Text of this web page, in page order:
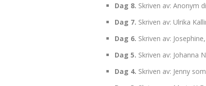
Dag 8. Skriven av: Anonym
Dag 7. Skriven av: Ulrika
Dag 6. Skriven av:
Dag 5. Skriven av: Johanna
Dag 4. Skriven av: Jenny